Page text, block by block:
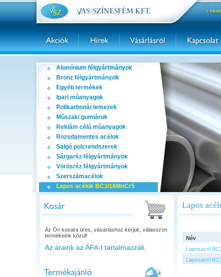
Alumínium félgyártmányok
Bronz félgyártmányok
Egyéb termékek
Ipari mûanyagok
Polikarbonát lemezek
Mûszaki gumiáruk
Reklám célú mûanyagok
Rozsdamentes acélok
Salgó polcrendszerek
Sárgaréz félgyártmányok
Vörösréz félgyártmányok
Szerszámacélok
Lapos acélok BC3/16MnCr5
Az Ön kosara üres, vásárláshoz kérjük, válasszon
termékeink közül!
Az áraink az ÁFA-t tartalmazzák.
Lapos
Név
Laposacél
Laposacél